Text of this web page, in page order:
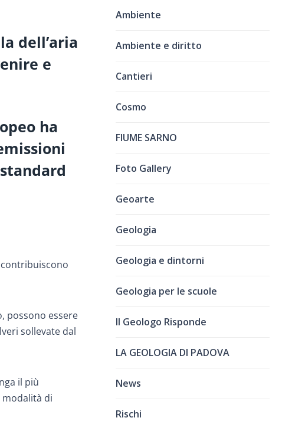
dell’aria
e
ha
possono essere
sollevate dal
il più
di
Ambiente
Ambiente e diritto
Cantieri
Cosmo
FIUME SARNO
Foto Gallery
Geoarte
Geologia
Geologia e dintorni
Geologia per le scuole
Il Geologo Risponde
LA GEOLOGIA DI PADOVA
News
Rischi